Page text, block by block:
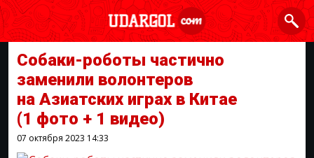
Собаки-роботы частично
заменили волонтеров
на Азиатских играх в Китае
(1 фото + 1 видео)
07 октября 2023 14:33